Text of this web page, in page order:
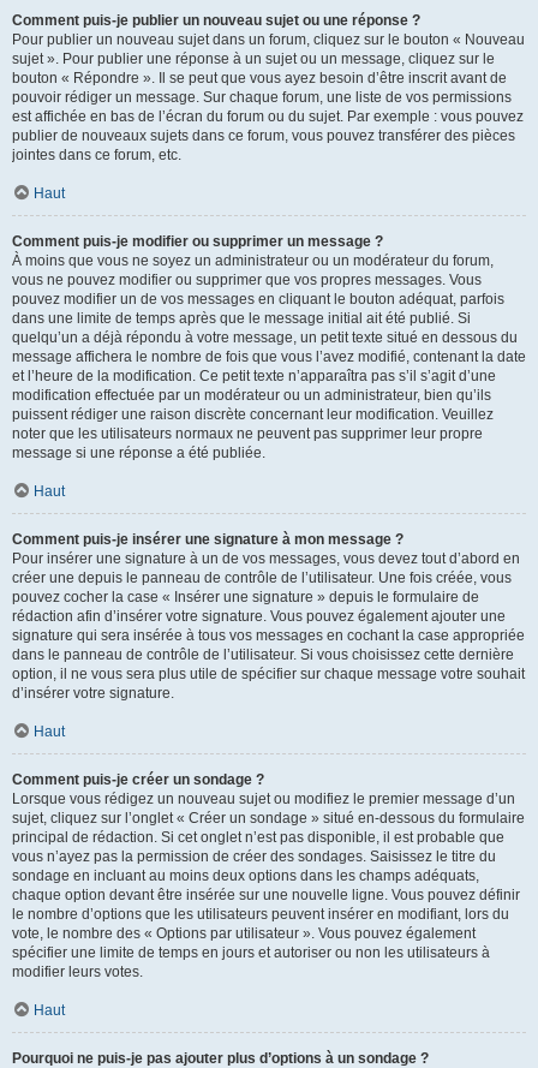
Comment puis-je publier un nouveau sujet ou une réponse ?
Pour publier un nouveau sujet dans un forum, cliquez sur le bouton « Nouveau
sujet ». Pour publier une réponse à un sujet ou un message, cliquez sur le
bouton « Répondre ». Il se peut que vous ayez besoin d’être inscrit avant de
pouvoir rédiger un message. Sur chaque forum, une liste de vos permissions
est affichée en bas de l’écran du forum ou du sujet. Par exemple : vous pouvez
publier de nouveaux sujets dans ce forum, vous pouvez transférer des pièces
jointes dans ce forum, etc.
Haut
Comment puis-je modifier ou supprimer un message ?
À moins que vous ne soyez un administrateur ou un modérateur du forum,
vous ne pouvez modifier ou supprimer que vos propres messages. Vous
pouvez modifier un de vos messages en cliquant le bouton adéquat, parfois
dans une limite de temps après que le message initial ait été publié. Si
quelqu’un a déjà répondu à votre message, un petit texte situé en dessous du
message affichera le nombre de fois que vous l’avez modifié, contenant la date
et l’heure de la modification. Ce petit texte n’apparaîtra pas s’il s’agit d’une
modification effectuée par un modérateur ou un administrateur, bien qu’ils
puissent rédiger une raison discrète concernant leur modification. Veuillez
noter que les utilisateurs normaux ne peuvent pas supprimer leur propre
message si une réponse a été publiée.
Haut
Comment puis-je insérer une signature à mon message ?
Pour insérer une signature à un de vos messages, vous devez tout d’abord en
créer une depuis le panneau de contrôle de l’utilisateur. Une fois créée, vous
pouvez cocher la case « Insérer une signature » depuis le formulaire de
rédaction afin d’insérer votre signature. Vous pouvez également ajouter une
signature qui sera insérée à tous vos messages en cochant la case appropriée
dans le panneau de contrôle de l’utilisateur. Si vous choisissez cette dernière
option, il ne vous sera plus utile de spécifier sur chaque message votre souhait
d’insérer votre signature.
Haut
Comment puis-je créer un sondage ?
Lorsque vous rédigez un nouveau sujet ou modifiez le premier message d’un
sujet, cliquez sur l’onglet « Créer un sondage » situé en-dessous du formulaire
principal de rédaction. Si cet onglet n’est pas disponible, il est probable que
vous n’ayez pas la permission de créer des sondages. Saisissez le titre du
sondage en incluant au moins deux options dans les champs adéquats,
chaque option devant être insérée sur une nouvelle ligne. Vous pouvez définir
le nombre d’options que les utilisateurs peuvent insérer en modifiant, lors du
vote, le nombre des « Options par utilisateur ». Vous pouvez également
spécifier une limite de temps en jours et autoriser ou non les utilisateurs à
modifier leurs votes.
Haut
Pourquoi ne puis-je pas ajouter plus d’options à un sondage ?